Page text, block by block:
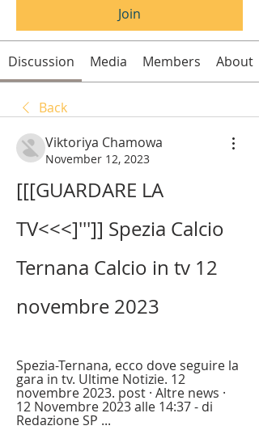
Join
Discussion Media Members About
Back
Viktoriya Chamowa
November 12, 2023
[[[GUARDARE LA
TV<<<]''']] Spezia Calcio
Ternana Calcio in tv 12
novembre 2023
Spezia-Ternana, ecco dove seguire la
gara in tv. Ultime Notizie. 12
novembre 2023. post · Altre news ·
12 Novembre 2023 alle 14:37 - di
Redazione SP ...